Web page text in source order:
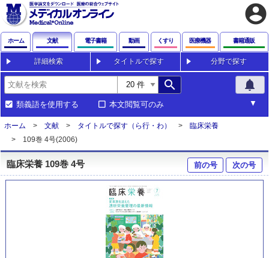
account_circle
ホーム 文献 電子書籍 動画 くすり 医療機器 書籍通販
詳細検索 タイトルで探す 分野で探す
search notifications
類義語を使用する 本文閲覧可のみ
ホーム 文献 タイトルで探す（ら行・わ）
臨床栄養
109巻 4号(2006)
臨床栄養 109巻 4号 前の号 次の号